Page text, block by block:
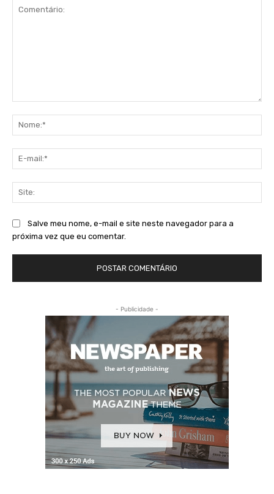
Salve meu nome, e-mail e site neste navegador para a
próxima vez que eu comentar.
- Publicidade -